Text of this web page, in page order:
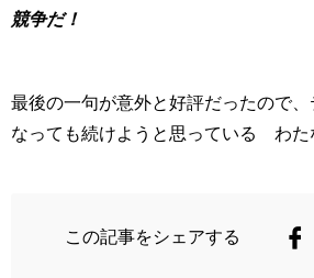
競争だ！
最後の一句が意外と好評だったので
なっても続けようと思っている わた
この記事をシェアする